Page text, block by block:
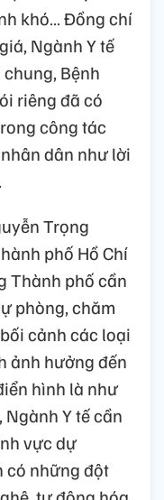
khó… Đồng chí
Ngành Y tế
Bệnh
riêng đã có
công tác
dân như lời
Trọng
phố Hồ Chí
Thành phố cần
phòng, chăm
cảnh các loại
ảnh hưởng đến
hình là như
Y tế cần
vực dự
có những đột